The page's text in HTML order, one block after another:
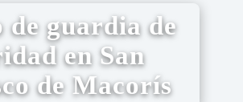
de guardia de
en San
de Macorís